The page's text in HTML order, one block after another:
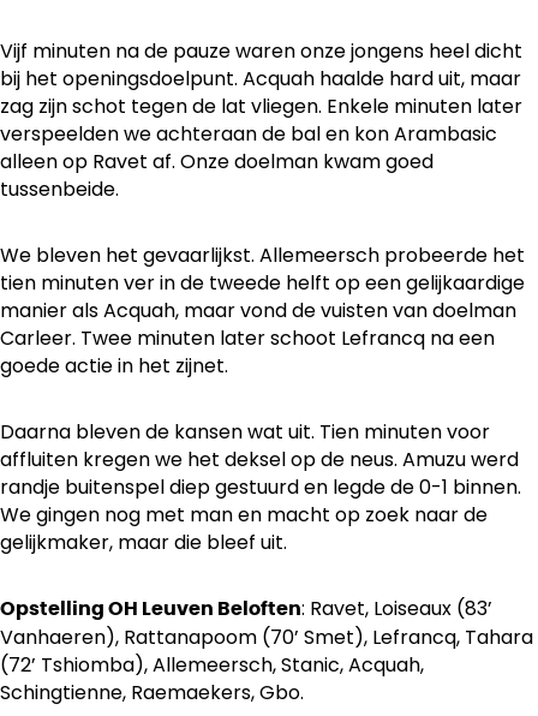
Vijf minuten na de pauze waren onze jongens heel dicht
bij het openingsdoelpunt. Acquah haalde hard uit, maar
zag zijn schot tegen de lat vliegen. Enkele minuten later
verspeelden we achteraan de bal en kon Arambasic
alleen op Ravet af. Onze doelman kwam goed
tussenbeide.
We bleven het gevaarlijkst. Allemeersch probeerde het
tien minuten ver in de tweede helft op een gelijkaardige
manier als Acquah, maar vond de vuisten van doelman
Carleer. Twee minuten later schoot Lefrancq na een
goede actie in het zijnet.
Daarna bleven de kansen wat uit. Tien minuten voor
affluiten kregen we het deksel op de neus. Amuzu werd
randje buitenspel diep gestuurd en legde de 0-1 binnen.
We gingen nog met man en macht op zoek naar de
gelijkmaker, maar die bleef uit.
Opstelling OH Leuven Beloften: Ravet, Loiseaux (83’
Vanhaeren), Rattanapoom (70’ Smet), Lefrancq, Tahara
(72’ Tshiomba), Allemeersch, Stanic, Acquah,
Schingtienne, Raemaekers, Gbo.